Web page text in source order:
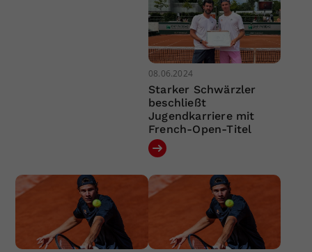
08.06.2024
Starker Schwärzler
beschließt
Jugendkarriere mit
French-Open-Titel